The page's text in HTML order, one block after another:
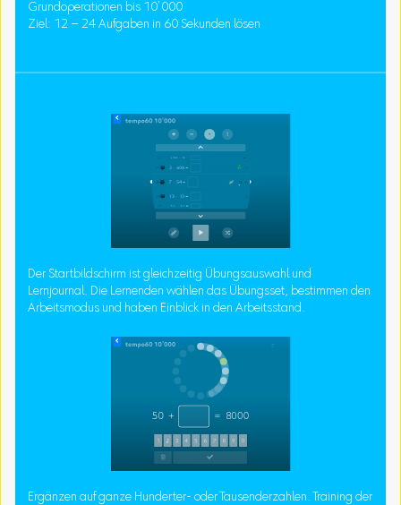
Grundoperationen bis 10’000
Ziel: 12 – 24 Aufgaben in 60 Sekunden lösen
Der Startbildschirm ist gleichzeitig Übungsauswahl und
Lernjournal. Die Lernenden wählen das Übungsset, bestimmen den
Arbeitsmodus und haben Einblick in den Arbeitsstand.
Ergänzen auf ganze Hunderter- oder Tausenderzahlen. Training der